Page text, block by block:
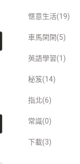
愜意生活(19)
車馬閑閑(5)
英語學習(1)
秘笈(14)
指北(6)
常識(0)
下載(3)